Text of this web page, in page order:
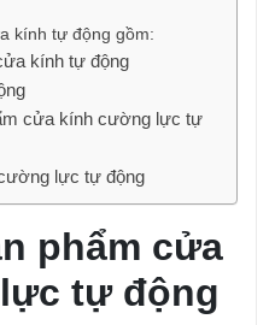
kính tự động gồm:
kính tự động
cửa kính cường lực tự
lực tự động
phẩm cửa
tự động